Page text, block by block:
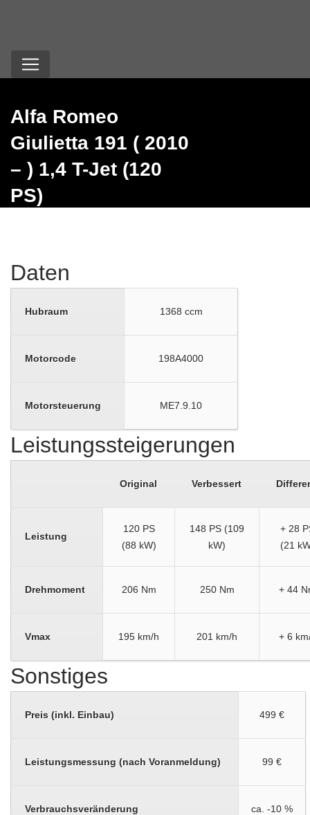
Alfa Romeo
Giulietta 191 ( 2010
– ) 1,4 T-Jet (120
PS)
Daten
Hubraum 1368 ccm
Motorcode 198A4000
Motorsteuerung ME7.9.10
Leistungssteigerungen
Original Verbessert
Leistung
120 PS
(88 kW)
148 PS (109
kW)
+ 28
(21
Drehmoment 206 Nm 250 Nm + 44
Vmax 195 km/h 201 km/h + 6
Sonstiges
Preis (inkl. Einbau) 499 €
Leistungsmessung (nach Voranmeldung) 99 €
Verbrauchsveränderung ca. -10 %